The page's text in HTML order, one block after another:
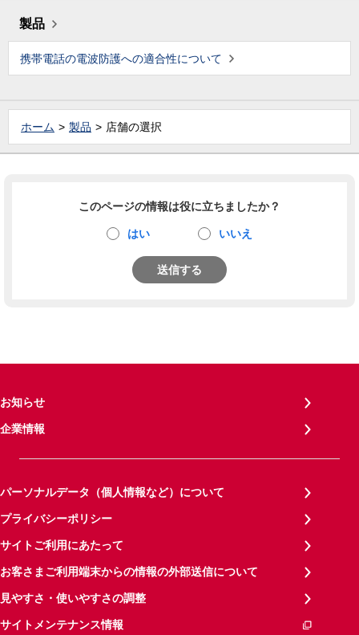
製品
携帯電話の電波防護への適合性について
ホーム 製品 店舗の選択
このページの情報は役に立ちましたか？
はい いいえ
送信する
お知らせ
企業情報
パーソナルデータ（個人情報など）について
プライバシーポリシー
サイトご利用にあたって
お客さまご利用端末からの情報の外部送信について
見やすさ・使いやすさの調整
サイトメンテナンス情報